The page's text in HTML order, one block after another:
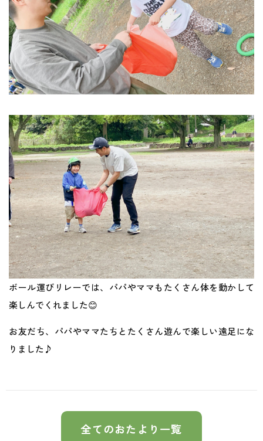
ボール運びリレーでは、パパやママもたくさん体を動かして
楽しんでくれました😊
お友だち、パパやママたちとたくさん遊んで楽しい遠足にな
りました♪
全てのおたより一覧